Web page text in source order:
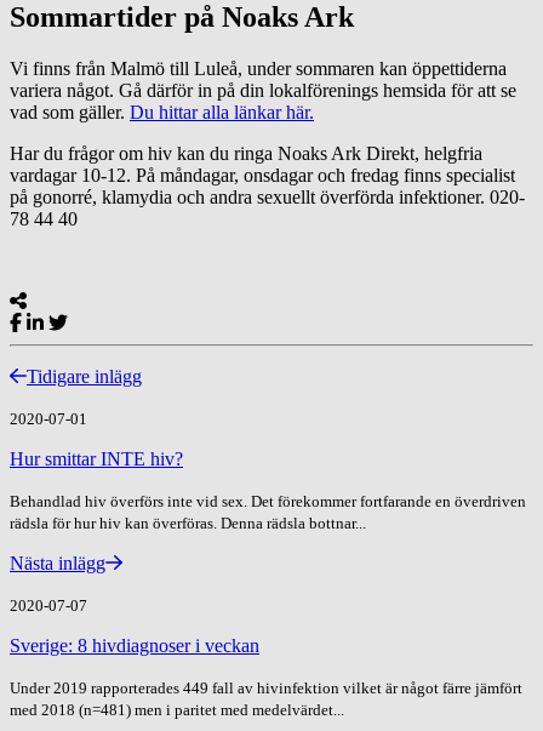
Sommartider på Noaks Ark
Vi finns från Malmö till Luleå, under sommaren kan öppettiderna
variera något. Gå därför in på din lokalförenings hemsida för att se
vad som gäller. Du hittar alla länkar här.
Har du frågor om hiv kan du ringa Noaks Ark Direkt, helgfria
vardagar 10-12. På måndagar, onsdagar och fredag finns specialist
på gonorré, klamydia och andra sexuellt överförda infektioner. 020-
78 44 40
Tidigare inlägg
2020-07-01
Hur smittar INTE hiv?
Behandlad hiv överförs inte vid sex. Det förekommer fortfarande en överdriven
rädsla för hur hiv kan överföras. Denna rädsla bottnar...
Nästa inlägg
2020-07-07
Sverige: 8 hivdiagnoser i veckan
Under 2019 rapporterades 449 fall av hivinfektion vilket är något färre jämfört
med 2018 (n=481) men i paritet med medelvärdet...